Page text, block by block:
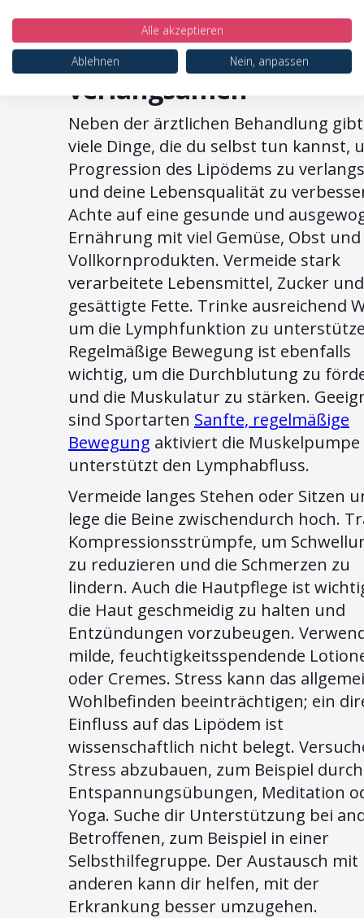
Was du selbst tun
um die Progression zu
verlangsamen
Neben der ärztlichen Behandlung
viele Dinge, die du selbst tun kannst,
Progression des Lipödems zu
und deine Lebensqualität zu
Achte auf eine gesunde und
Ernährung mit viel Gemüse, Obst und
Vollkornprodukten. Vermeide stark
verarbeitete Lebensmittel, Zucker und
gesättigte Fette. Trinke ausreichend
um die Lymphfunktion zu
Regelmäßige Bewegung ist ebenfalls
wichtig, um die Durchblutung zu
und die Muskulatur zu stärken.
sind Sportarten Sanfte, regelmäßige
Bewegung aktiviert die
unterstützt den Lymphabfluss.
Vermeide langes Stehen oder Sitzen
lege die Beine zwischendurch hoch.
Kompressionsstrümpfe, um
zu reduzieren und die Schmerzen zu
lindern. Auch die Hautpflege ist
die Haut geschmeidig zu halten und
Entzündungen vorzubeugen.
milde, feuchtigkeitsspendende
oder Cremes. Stress kann das
Wohlbefinden beeinträchtigen; ein
Einfluss auf das Lipödem ist
wissenschaftlich nicht belegt.
Stress abzubauen, zum Beispiel durch
Entspannungsübungen, Meditation
Yoga. Suche dir Unterstützung bei
Betroffenen, zum Beispiel in einer
Selbsthilfegruppe. Der Austausch mit
anderen kann dir helfen, mit der
Erkrankung besser umzugehen.
Alle akzeptieren
Ablehnen
Nein, anpassen